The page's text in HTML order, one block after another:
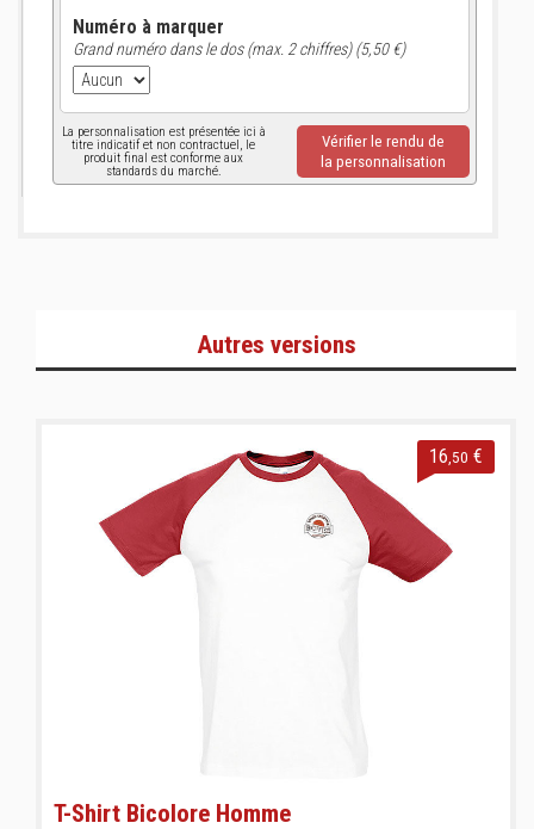
Numéro à marquer
Grand numéro dans le dos (max. 2 chiffres) (5,50 €)
La personnalisation est présentée ici à
titre indicatif et non contractuel, le
produit final est conforme aux
standards du marché.
Vérifier le rendu de
la personnalisation
Autres versions
16 ,50 €
T-Shirt Bicolore Homme